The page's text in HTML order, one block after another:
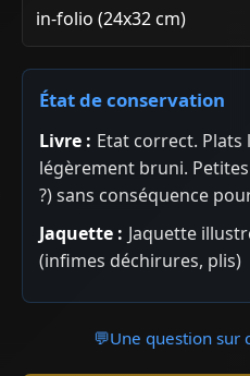
in-folio (24x32 cm)
État de conservation
Livre : Etat correct.
légèrement bruni.
?) sans conséquence
Jaquette : Jaquette
(infimes déchirures, plis)
💬Une question sur